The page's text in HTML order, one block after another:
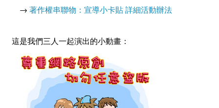
→ 著作權串聯物：宣導小卡貼 詳細活動辦法
這是我們三人一起演出的小動畫：